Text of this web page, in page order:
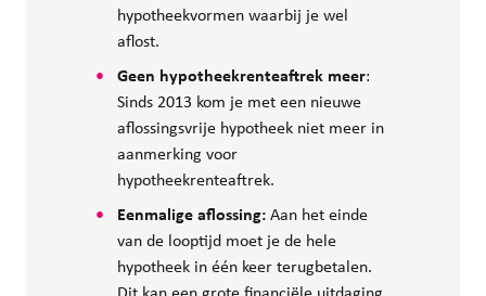
hypotheekvormen waarbij je wel
aflost.
Geen hypotheekrenteaftrek meer:
Sinds 2013 kom je met een nieuwe
aflossingsvrije hypotheek niet meer in
aanmerking voor
hypotheekrenteaftrek.
Eenmalige aflossing: Aan het einde
van de looptijd moet je de hele
hypotheek in één keer terugbetalen.